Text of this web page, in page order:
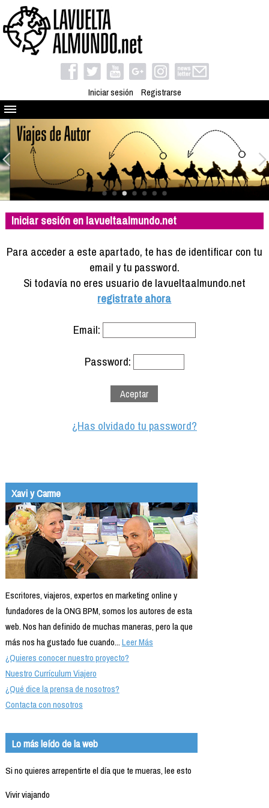
Iniciar sesión Registrarse
Quienes somos
El proyecto
Blog
Viaja con nosotros
Camino solidario
Libros
Compañeros de viaje
Info viajeros
Iniciar sesión en lavueltaalmundo.net
Para acceder a este apartado, te has de identificar con tu
email y tu password.
Si todavía no eres usuario de lavueltaalmundo.net
registrate ahora
Email:
Password:
¿Has olvidado tu password?
Xavi y Carme
Escritores, viajeros, expertos en marketing online y
fundadores de la ONG BPM, somos los autores de esta
web. Nos han definido de muchas maneras, pero la que
más nos ha gustado fue cuando...Leer Más
¿Quieres conocer nuestro proyecto?
Nuestro Currículum Viajero
¿Qué dice la prensa de nosotros?
Contacta con nosotros
Lo más leído de la web
Si no quieres arrepentirte el día que te mueras, lee esto
Vivir viajando